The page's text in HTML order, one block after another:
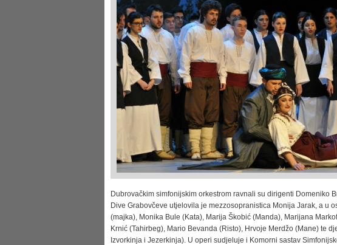
Dubrovačkim simfonijskim orkestrom ravnali su dirigenti Domeniko
Dive Grabovčeve utjelovila je mezzosopranistica Monija Jarak, a u
(majka), Monika Bule (Kata), Marija Škobić (Manda), Marijana
Krnić (Tahirbeg), Mario Bevanda (Risto), Hrvoje Merdžo (Mane) te
Izvorkinja i Jezerkinja). U operi sudjeluje i Komorni sastav